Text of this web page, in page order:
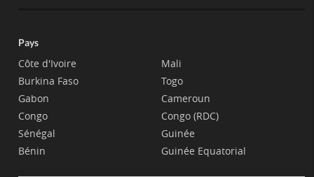
Pays
Côte d'Ivoire
Burkina Faso
Gabon
Congo
Sénégal
Bénin
Mali
Togo
Cameroun
Congo (RDC)
Guinée
Guinée Equatorial